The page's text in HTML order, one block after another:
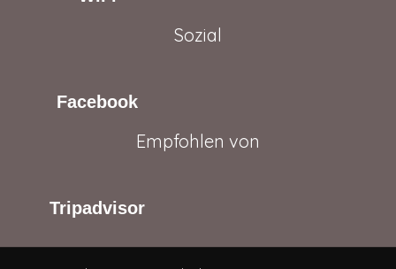
Sozial
Facebook
Empfohlen von
Tripadvisor